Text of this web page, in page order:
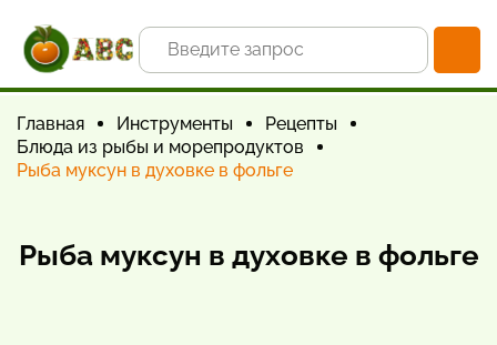
Главная Инструменты
Рецепты
Блюда из рыбы и морепродуктов
Рыба муксун в духовке в фольге
Рыба муксун в духовке в фольге